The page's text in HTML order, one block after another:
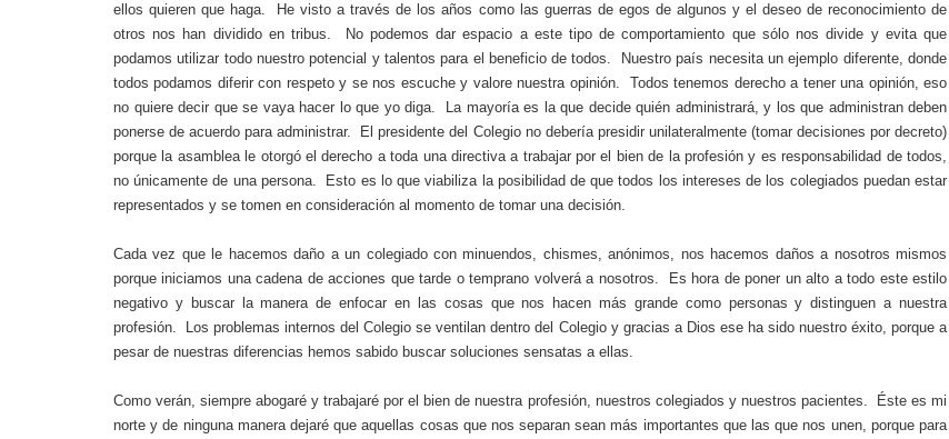
ellos quieren que haga.
He visto a través de los años como las guerras de egos de algunos y el deseo de reconocimiento de
otros nos han dividido en tribus.
No podemos dar espacio a este tipo de comportamiento que sólo nos divide y evita que
podamos utilizar todo nuestro potencial y talentos para el beneficio de todos.
Nuestro país necesita un ejemplo diferente, donde
todos podamos diferir con respeto y se nos escuche y valore nuestra opinión.
Todos tenemos derecho a tener una opinión, eso
no quiere decir que se vaya hacer lo que yo diga.
La mayoría es la que decide quién administrará, y los que administran deben
ponerse de acuerdo para administrar.
El presidente del Colegio no debería presidir unilateralmente (tomar decisiones por decreto)
porque la asamblea le otorgó el derecho a toda una directiva a trabajar por el bien de la profesión y es responsabilidad de todos,
no únicamente de una persona.
Esto es lo que viabiliza la posibilidad de que todos los intereses de los colegiados puedan estar
representados y se tomen en consideración al momento de tomar una decisión.
Cada vez que le hacemos daño a un colegiado con minuendos, chismes, anónimos, nos hacemos daños a nosotros mismos
porque iniciamos una cadena de acciones que tarde o temprano volverá a nosotros.
Es hora de poner un alto a todo este estilo
negativo y buscar la manera de enfocar en las cosas que nos hacen más grande como personas y distinguen a nuestra
profesión.
Los problemas internos del Colegio se ventilan dentro del Colegio y gracias a Dios ese ha sido nuestro éxito, porque a
pesar de nuestras diferencias hemos sabido buscar soluciones sensatas a ellas.
Como verán, siempre abogaré y trabajaré por el bien de nuestra profesión, nuestros colegiados y nuestros pacientes.
Éste es mi
norte y de ninguna manera dejaré que aquellas cosas que nos separan sean más importantes que las que nos unen, porque para